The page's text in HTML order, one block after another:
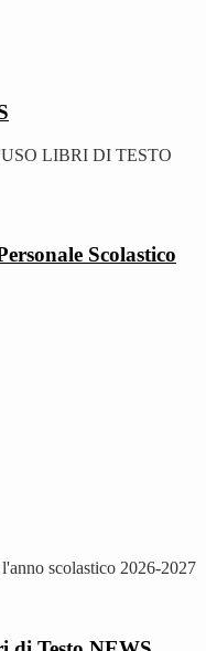
LIBRI DI TESTO
Scolastico
scolastico 2026-2027